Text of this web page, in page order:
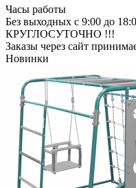
Часы работы
Без выходных с 9:00 до
КРУГЛОСУТОЧНО !!!
Заказы через сайт
Новинки